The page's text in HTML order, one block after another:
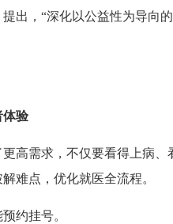
出，“深化以公益性为导向
体验
高需求，不仅要看得上病
难点，优化就医全流程。
约挂号。